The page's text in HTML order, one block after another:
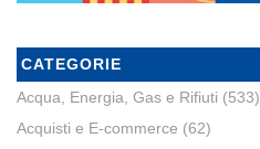
CATEGORIE
Acqua, Energia, Gas e Rifiuti (533)
Acquisti e E-commerce (62)